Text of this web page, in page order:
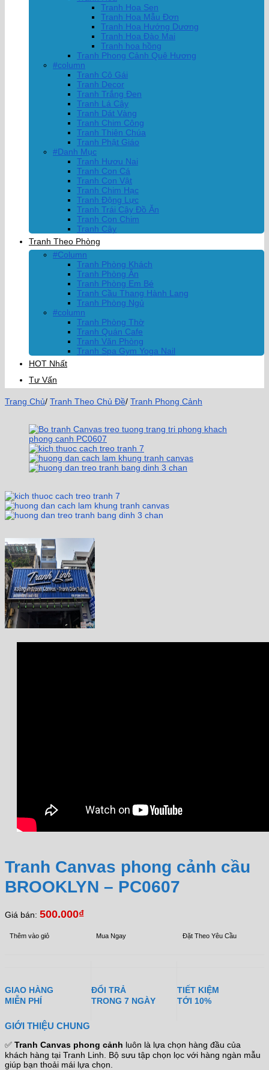
Tranh Hoa Sen
Tranh Hoa Mẫu Đơn
Tranh Hoa Hướng Dương
Tranh Hoa Đào Mai
Tranh hoa hồng
Tranh Phong Cảnh Quê Hương
#column
Tranh Cô Gái
Tranh Decor
Tranh Trắng Đen
Tranh Lá Cây
Tranh Dát Vàng
Tranh Chim Công
Tranh Thiên Chúa
Tranh Phật Giáo
#Danh Mục
Tranh Hươu Nai
Tranh Con Cá
Tranh Con Vật
Tranh Chim Hạc
Tranh Động Lực
Tranh Trái Cây Đồ Ăn
Tranh Con Chim
Tranh Cây
Tranh Theo Phòng
#Column
Tranh Phòng Khách
Tranh Phòng Ăn
Tranh Phòng Em Bé
Tranh Cầu Thang Hành Lang
Tranh Phòng Ngủ
#column
Tranh Phòng Thờ
Tranh Quán Cafe
Tranh Văn Phòng
Tranh Spa Gym Yoga Nail
HOT Nhất
Tư Vấn
Trang Chủ/ Tranh Theo Chủ Đề/ Tranh Phong Cảnh
Tranh Canvas phong cảnh cầu
BROOKLYN – PC0607
Giá bán: 500.000₫
Thêm vào giỏ Mua Ngay Đặt Theo Yêu Cầu
GIAO HÀNG
MIỄN PHÍ
ĐỔI TRẢ
TRONG 7 NGÀY
TIẾT KIỆM
TỚI 10%
GIỚI THIỆU CHUNG
✅ Tranh Canvas phong cảnh luôn là lựa chọn hàng đầu của
khách hàng tại Tranh Linh. Bộ sưu tập chọn lọc với hàng ngàn mẫu
giúp bạn thoải mái lựa chọn.